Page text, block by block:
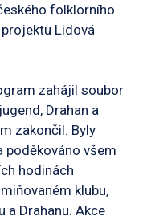
folklorního
Lidová
zahájil soubor
Drahan a
zakončil. Byly
poděkováno všem
hodinách
klubu,
a Drahanu. Akce